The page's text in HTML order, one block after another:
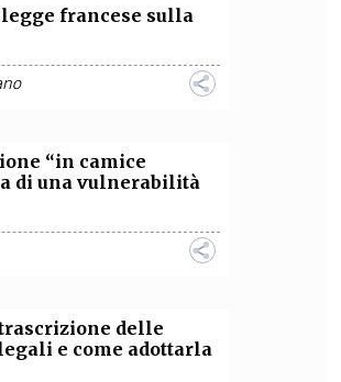
legge francese sulla
“in camice
di una vulnerabilità
delle
e come adottarla